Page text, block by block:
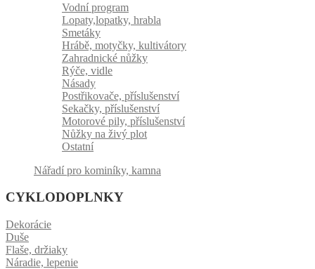
Vodní program
Lopaty,lopatky, hrabla
Smetáky
Hrábě, motyčky, kultivátory
Zahradnické nůžky
Rýče, vidle
Násady
Postřikovače, příslušenství
Sekačky, příslušenství
Motorové pily, příslušenství
Nůžky na živý plot
Ostatní
Nářadí pro kominíky, kamna
CYKLODOPLNKY
Dekorácie
Duše
Flaše, držiaky
Náradie, lepenie